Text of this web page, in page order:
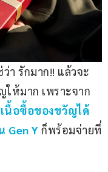
า รักมาก!! แล้วจะ
ห้มาก เพราะจาก
นื้อซื้อของขวัญได้
Gen Y ก็พร้อมจ่ายที่